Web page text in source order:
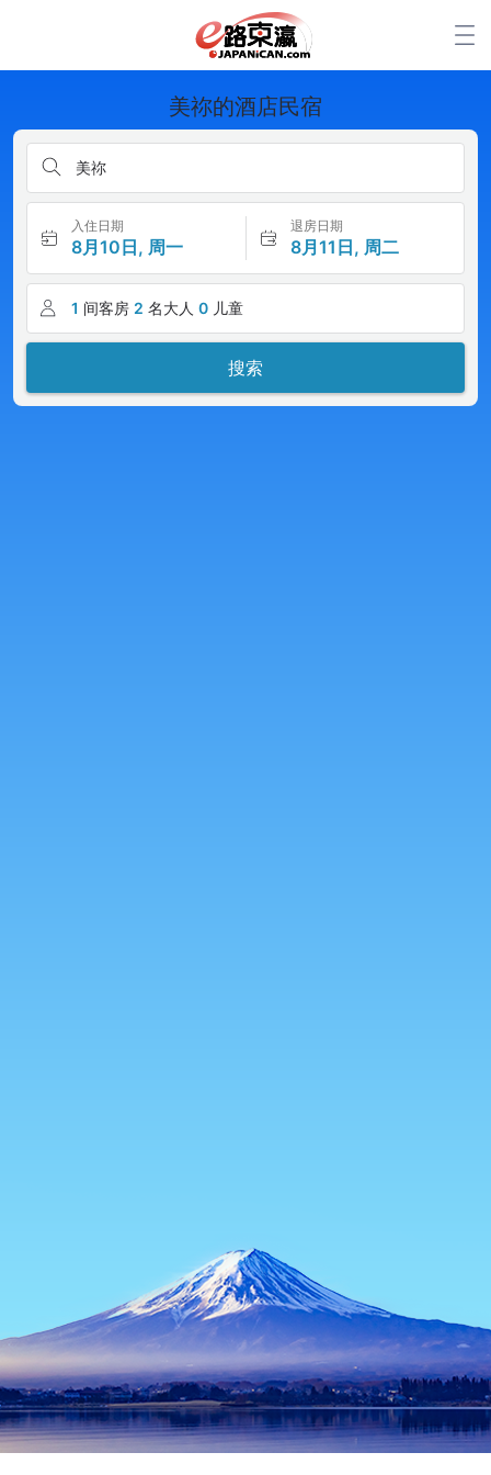
美祢的酒店民宿
美祢
入住日期
8月10日, 周一
退房日期
8月11日, 周二
1 间客房 2 名大人 0 儿童
搜索